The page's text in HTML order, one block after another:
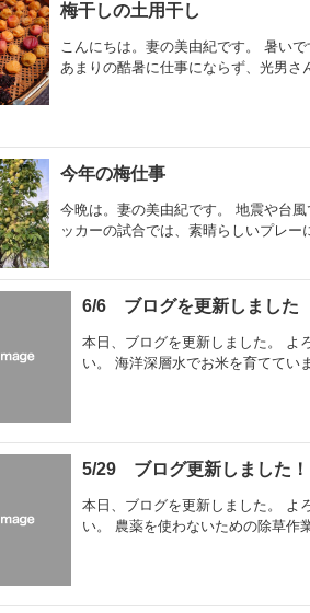
梅干しの土用干し
こんにちは。妻の美由紀です。 暑いで
あまりの酷暑に仕事にならず、光男さ
今年の梅仕事
今晩は。妻の美由紀です。 地震や台
ッカーの試合では、素晴らしいプレー
6/6 ブログを更新しました
本日、ブログを更新しました。 よ
い。 海洋深層水でお米を育ててい
5/29 ブログ更新しました！
本日、ブログを更新しました。 よ
い。 農薬を使わないための除草作